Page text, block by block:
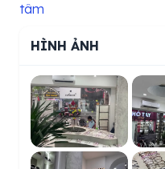
tâm
HÌNH ẢNH